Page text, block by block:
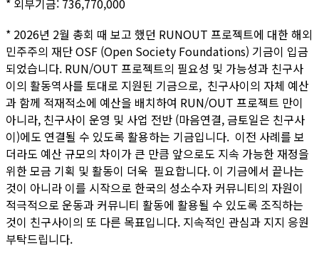
* 외부기금: 736,770,000
* 2026년 2월 총회 때 보고 했던 RUNOUT 프로젝트에 대한 해외
민주주의 재단 OSF (Open Society Foundations) 기금이 입금
되었습니다. RUN/OUT 프로젝트의 필요성 및 가능성과 친구사
이의 활동역사를 토대로 지원된 기금으로, 친구사이의 자체 예산
과 함께 적재적소에 예산을 배치하여 RUN/OUT 프로젝트 만이
아니라, 친구사이 운영 및 사업 전반 (마음연결, 금토일은 친구사
이)에도 연결될 수 있도록 활용하는 기금입니다. 이전 사례를 보
더라도 예산 규모의 차이가 큰 만큼 앞으로도 지속 가능한 재정을
위한 모금 기획 및 활동이 더욱 필요합니다. 이 기금에서 끝나는
것이 아니라 이를 시작으로 한국의 성소수자 커뮤니티의 자원이
적극적으로 운동과 커뮤니티 활동에 활용될 수 있도록 조직하는
것이 친구사이의 또 다른 목표입니다. 지속적인 관심과 지지 응원
부탁드립니다.